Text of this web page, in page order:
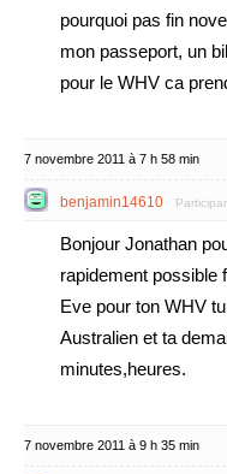
pourquoi pas fin
mon passeport, un
pour le WHV ca
7 novembre 2011 à 7 h 58 min
benjamin14610
Bonjour Jonathan
rapidement possible
Eve pour ton WHV
Australien et ta
minutes,heures.
7 novembre 2011 à 9 h 35 min